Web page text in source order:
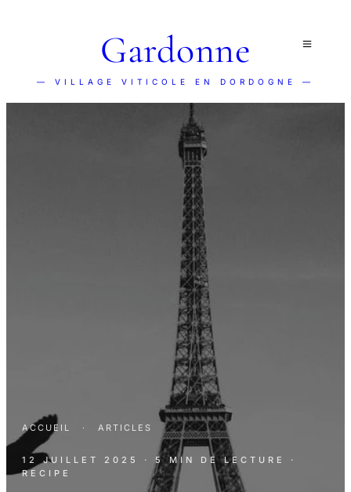
Gardonne
— VILLAGE VITICOLE EN DORDOGNE —
ACCUEIL · ARTICLES
12 JUILLET 2025 · 5 MIN DE LECTURE
·
RECIPE